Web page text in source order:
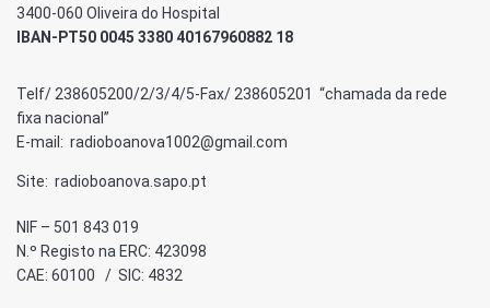
3400-060 Oliveira do Hospital
IBAN-PT50 0045 3380 40167960882 18
Telf/ 238605200/2/3/4/5-Fax/ 238605201 “chamada da rede
fixa nacional”
E-mail: radioboanova1002@gmail.com
Site: radioboanova.sapo.pt
NIF – 501 843 019
N.º Registo na ERC: 423098
CAE: 60100 / SIC: 4832